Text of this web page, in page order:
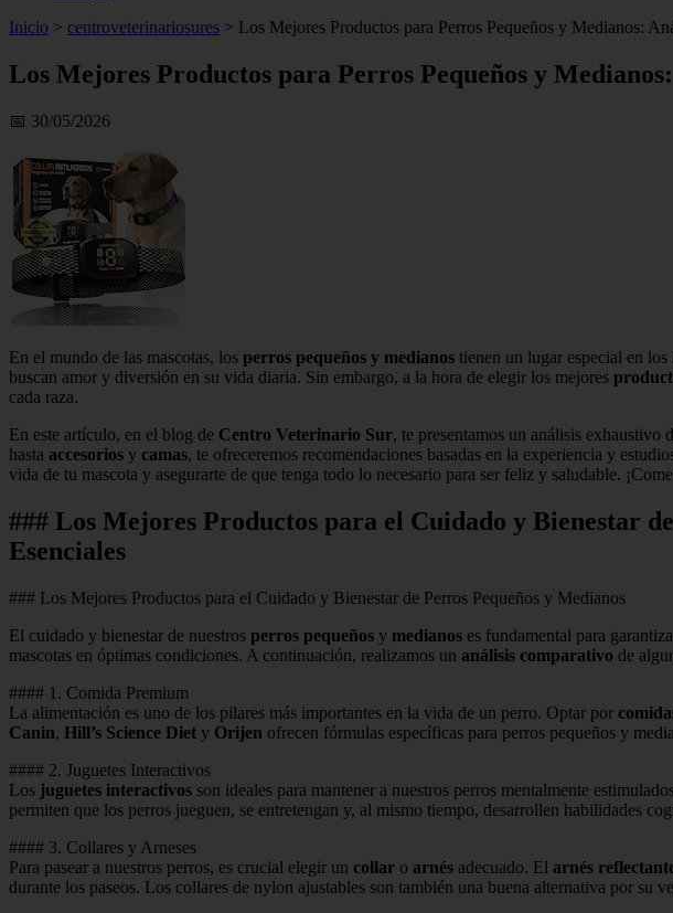
Inicio > centroveterinariosures > Los Mejores Productos para Perros Pequeños y Medianos:
Los Mejores Productos para Perros Pequeños y
📅 30/05/2026
En el mundo de las mascotas, los perros pequeños y medianos tienen un lugar especial en
buscan amor y diversión en su vida diaria. Sin embargo, a la hora de elegir los mejores
cada raza.
En este artículo, en el blog de Centro Veterinario Sur, te presentamos un análisis exhaustivo
hasta accesorios y camas, te ofreceremos recomendaciones basadas en la experiencia y
vida de tu mascota y asegurarte de que tenga todo lo necesario para ser feliz y saludable.
### Los Mejores Productos para el Cuidado y Bienestar
Esenciales
### Los Mejores Productos para el Cuidado y Bienestar de Perros Pequeños y Medianos
El cuidado y bienestar de nuestros perros pequeños y medianos es fundamental para
mascotas en óptimas condiciones. A continuación, realizamos un análisis comparativo de
#### 1. Comida Premium
La alimentación es uno de los pilares más importantes en la vida de un perro. Optar por
Canin, Hill’s Science Diet y Orijen ofrecen fórmulas específicas para perros pequeños y
#### 2. Juguetes Interactivos
Los juguetes interactivos son ideales para mantener a nuestros perros mentalmente
permiten que los perros jueguen, se entretengan y, al mismo tiempo, desarrollen habilidades
#### 3. Collares y Arneses
Para pasear a nuestros perros, es crucial elegir un collar o arnés adecuado. El arnés
durante los paseos. Los collares de nylon ajustables son también una buena alternativa por su